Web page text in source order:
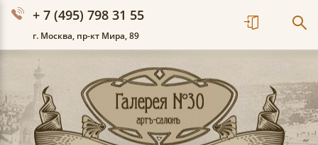
+ 7 (495) 798 31 55
г. Москва, пр-кт Мира, 89